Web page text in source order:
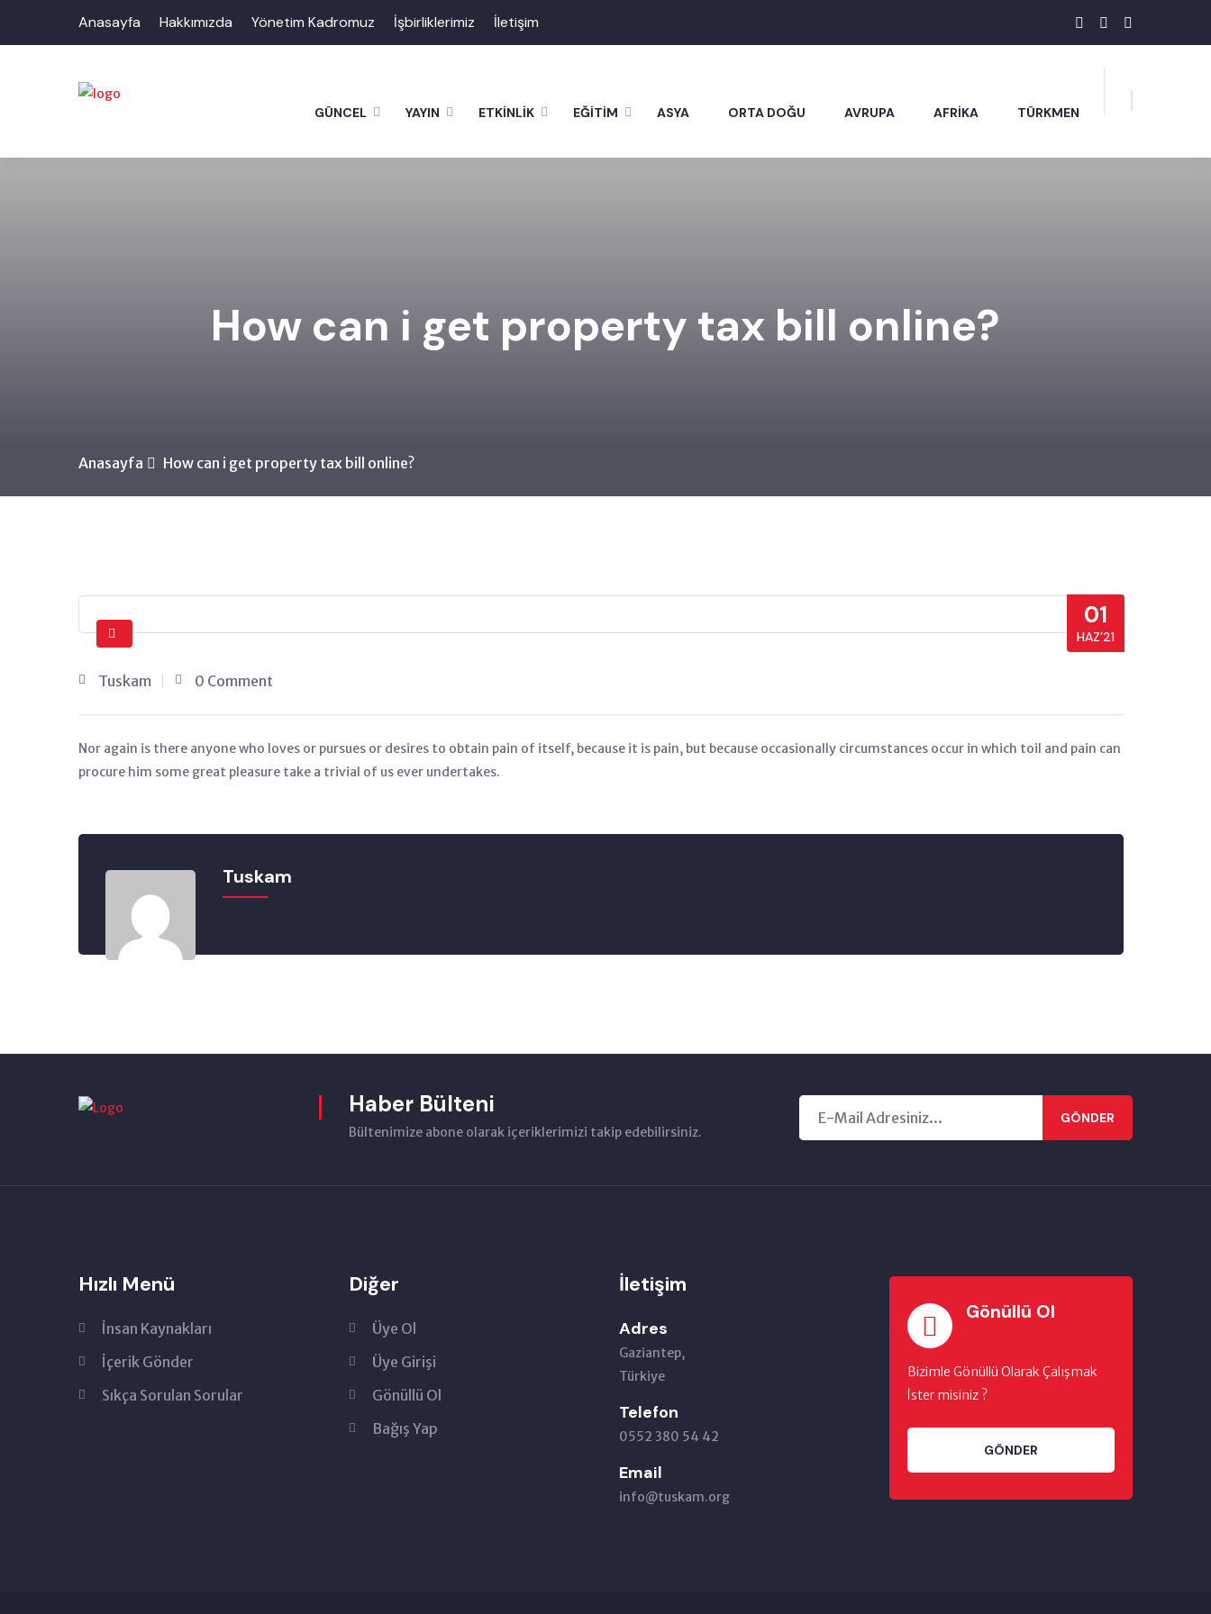
Anasayfa Hakkımızda Yönetim Kadromuz İşbirliklerimiz İletişim
GÜNCEL YAYIN ETKİNLİK EĞİTİM ASYA ORTA DOĞU AVRUPA AFRİKA TÜRKMEN
How can i get property tax bill online?
Anasayfa How can i get property tax bill online?
01
HAZ’21
Tuskam 0 Comment
Nor again is there anyone who loves or pursues or desires to obtain pain of itself, because it is pain, but because occasionally circumstances occur in which toil and pain can
procure him some great pleasure take a trivial of us ever undertakes.
Tuskam
Haber Bülteni
Bültenimize abone olarak içeriklerimizi takip edebilirsiniz.
GÖNDER
Hızlı Menü
İnsan Kaynakları
İçerik Gönder
Sıkça Sorulan Sorular
Diğer
Üye Ol
Üye Girişi
Gönüllü Ol
Bağış Yap
İletişim
Adres
Gaziantep,
Türkiye
Telefon
0552 380 54 42
Email
info@tuskam.org
Gönüllü Ol
Bizimle Gönüllü Olarak Çalışmak
İster misiniz ?
GÖNDER